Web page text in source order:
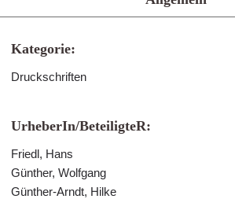
Kategorie:
Druckschriften
UrheberIn/BeteiligteR:
Friedl, Hans
Günther, Wolfgang
Günther-Arndt, Hilke